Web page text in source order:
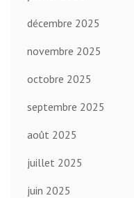
décembre 2025
novembre 2025
octobre 2025
septembre 2025
août 2025
juillet 2025
juin 2025